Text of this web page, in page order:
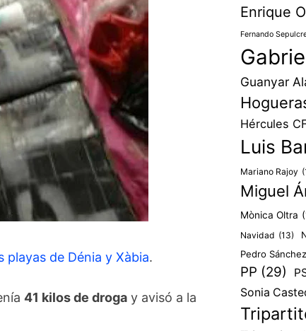
de Dénia y Xàbia.
41 kilos de drogay avisó a la
Enrique
Fernando
Guanyar
Hércules
Luis
Mariano Rajoy
Miguel
Mònica Oltra
Navidad (13)
Pedro Sánchez
PP (29)
Sonia